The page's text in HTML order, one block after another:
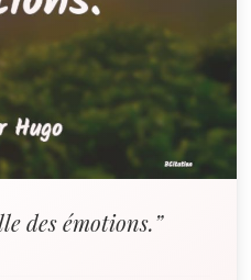
des émotions.”